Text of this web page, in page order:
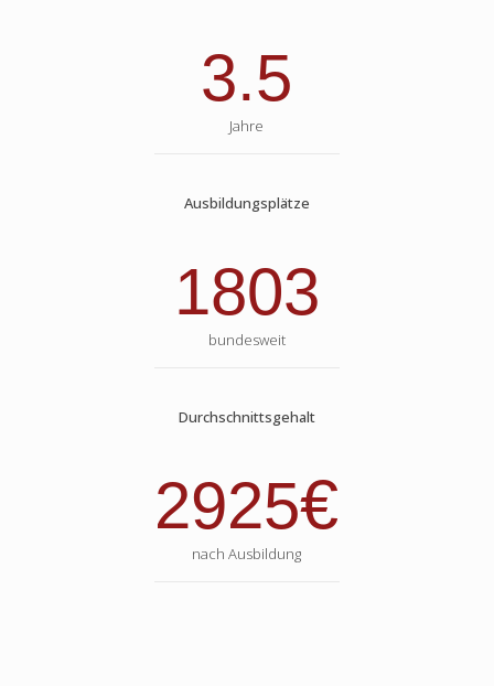
3.5
Jahre
Ausbildungsplätze
1803
bundesweit
Durchschnittsgehalt
2925€
nach Ausbildung